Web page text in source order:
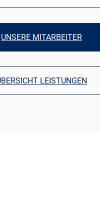
UNSERE MITARBEITER
LEISTUNGEN